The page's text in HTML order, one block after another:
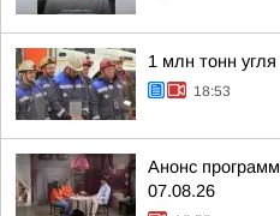
1 млн тонн
18:53
Анонс
07.08.26